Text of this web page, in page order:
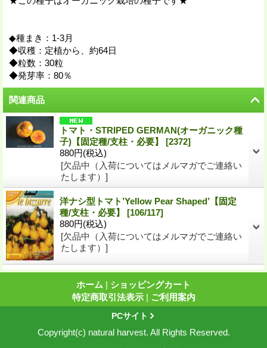
◆種まき：1-3月
◆収穫：定植から、約64日
◆粒数：30粒
◆発芽率：80％
関連商品
トマト・STRIPED GERMAN(オーガニック種
子)【固定種/支柱・必要】 [2372]
880円(税込)
[欠品中（入荷についてはメルマガでご連絡い
たします）]
洋ナシ型トマト’Yellow Pear Shaped’【固定
種/支柱・必要】 [106/117]
880円(税込)
[欠品中（入荷についてはメルマガでご連絡い
たします）]
ホーム | ショッピングカート
特定商取引法表示 | ご利用案内
PCサイト
Copyright(c) natural harvest. All Rights Reserved.